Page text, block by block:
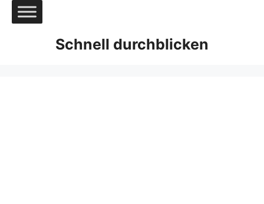
Zum
Inhalt
Schnell durchblicken